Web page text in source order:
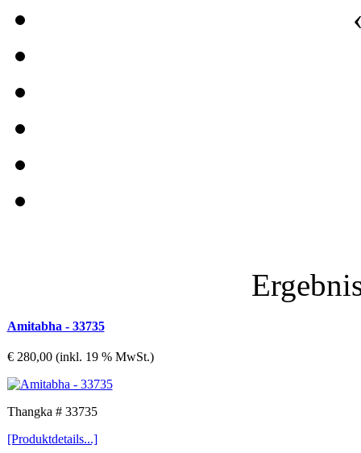
Amitabha - 33735
€ 280,00 (inkl. 19 % MwSt.)
Thangka # 33735
[Produktdetails...]